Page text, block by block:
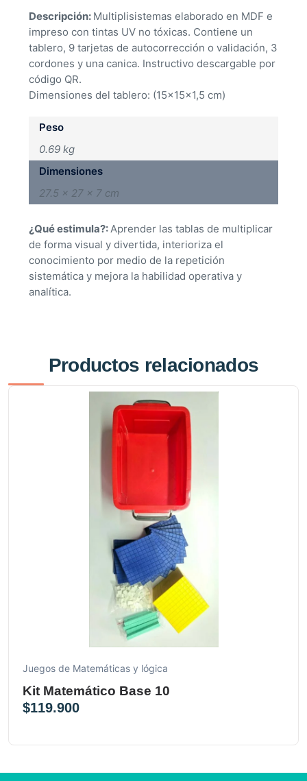
Descripción: Multiplisistemas elaborado en MDF e
impreso con tintas UV no tóxicas. Contiene un
tablero, 9 tarjetas de autocorrección o validación, 3
cordones y una canica. Instructivo descargable por
código QR.
Dimensiones del tablero: (15x15x1,5 cm)
Peso
0.69 kg
Dimensiones
27.5 × 27 × 7 cm
¿Qué estimula?:Aprender las tablas de multiplicar
de forma visual y divertida, interioriza el
conocimiento por medio de la repetición
sistemática y mejora la habilidad operativa y
analítica.
Productos relacionados
Juegos de Matemáticas y lógica
Kit Matemático Base 10
$119.900